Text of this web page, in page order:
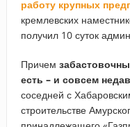
работу крупных
кремлевских
получил 10 суток
Причем
есть – и совсем
соседней с
строительстве